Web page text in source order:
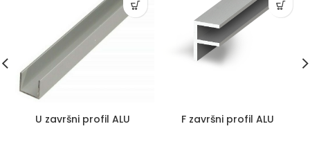
U završni profil ALU F završni profil ALU